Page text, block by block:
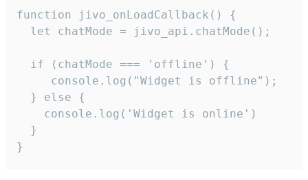
function jivo_onLoadCallback() {
  let chatMode = jivo_api.chatMode();
  if (chatMode === 'offline') {
     console.log("Widget is offline");
  } else {
    console.log('Widget is online')
  }
}